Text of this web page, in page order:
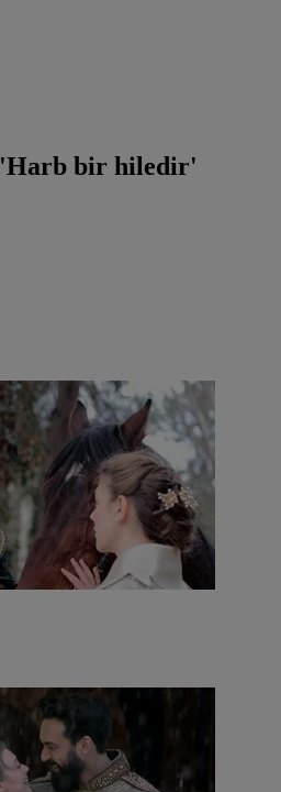
'Harb bir hiledir'